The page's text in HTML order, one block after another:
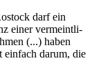
darf ein
einer ver­meint­li­
(...) haben
einfach darum, die